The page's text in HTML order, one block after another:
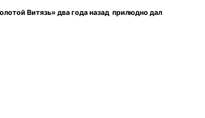
Витязь» два года назад прилюдно дал